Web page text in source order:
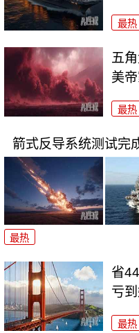
最热
五
美
最热
箭式反导系统测试完
最热
省
亏到
最热